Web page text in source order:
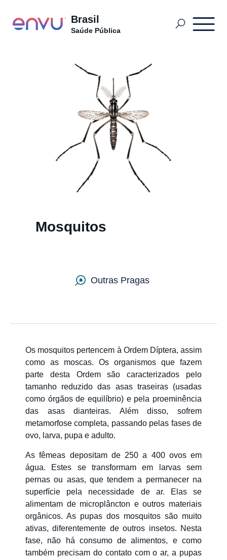
Brasil
Saúde Pública
Entre em Contato
Mosquitos
Outras Pragas
Os mosquitos pertencem à Ordem Díptera, assim
como as moscas. Os organismos que fazem
parte desta Ordem são caracterizados pelo
tamanho reduzido das asas traseiras (usadas
como órgãos de equilíbrio) e pela proeminência
das asas dianteiras. Além disso, sofrem
metamorfose completa, passando pelas fases de
ovo, larva, pupa e adulto.
As fêmeas depositam de 250 a 400 ovos em
água. Estes se transformam em larvas sem
pernas ou asas, que tendem a permanecer na
superfície pela necessidade de ar. Elas se
alimentam de microplâncton e outros materiais
orgânicos. As pupas dos mosquitos são muito
ativas, diferentemente de outros insetos. Nesta
fase, não há consumo de alimentos, e como
também precisam do contato com o ar, a pupas